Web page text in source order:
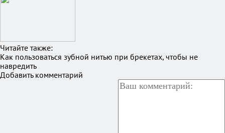
Читайте также:
Как пользоваться зубной нитью при брекетах, чтобы не
навредить
Добавить комментарий